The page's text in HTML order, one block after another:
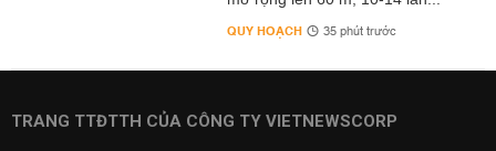
QUY HOẠCH 35 phút trước
TRANG TTĐTTH CỦA CÔNG TY VIETNEWSCORP